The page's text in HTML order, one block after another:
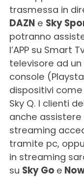
trasmessa in
DAZNe Sky
potranno
l’APP su Smart
televisore ad un
console
dispositivi come
Sky Q. I clienti
anche
streaming
tramite pc,
in streaming
su Sky Go e